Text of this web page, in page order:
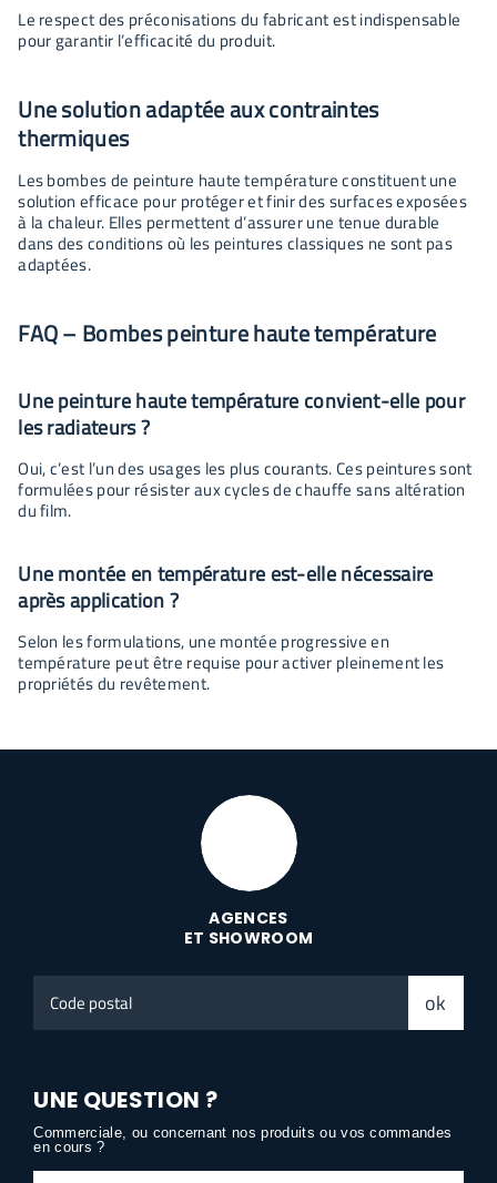
Le respect des préconisations du fabricant est indispensable
pour garantir l’efficacité du produit.
Une solution adaptée aux contraintes
thermiques
Les bombes de peinture haute température constituent une
solution efficace pour protéger et finir des surfaces exposées
à la chaleur. Elles permettent d’assurer une tenue durable
dans des conditions où les peintures classiques ne sont pas
adaptées.
FAQ – Bombes peinture haute température
Une peinture haute température convient-elle pour
les radiateurs ?
Oui, c’est l’un des usages les plus courants. Ces peintures sont
formulées pour résister aux cycles de chauffe sans altération
du film.
Une montée en température est-elle nécessaire
après application ?
Selon les formulations, une montée progressive en
température peut être requise pour activer pleinement les
propriétés du revêtement.
AGENCES
ET SHOWROOM
postal
ok
UNE QUESTION ?
Commerciale, ou concernant nos produits ou vos commandes
en cours ?